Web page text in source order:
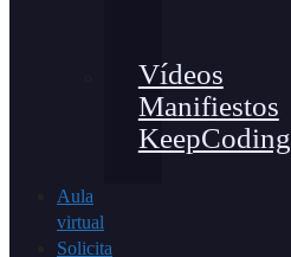
Vídeos
Manifiestos
KeepCoding
Aula
virtual
Solicita